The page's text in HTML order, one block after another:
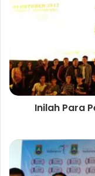
Inilah Para